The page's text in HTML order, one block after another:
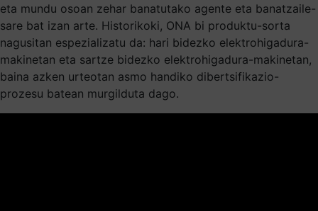
eta mundu osoan zehar banatutako agente eta banatzaile-
sare bat izan arte. Historikoki, ONA bi produktu-sorta
nagusitan espezializatu da: hari bidezko elektrohigadura-
makinetan eta sartze bidezko elektrohigadura-makinetan,
baina azken urteotan asmo handiko dibertsifikazio-
prozesu batean murgilduta dago.